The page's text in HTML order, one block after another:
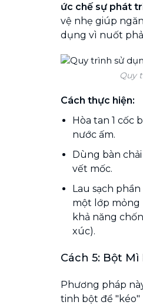
ức chế sự phát
vệ nhẹ giúp
dụng vì nuốt
Quy
Cách thực hiện:
Hòa tan 1 cốc
nước ấm.
Dùng bàn
vết mốc.
Lau sạch
một lớp mỏng
khả năng
xúc).
Cách 5: Bột
Phương pháp
tinh bột để "kéo"